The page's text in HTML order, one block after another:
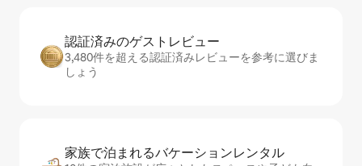
認証済みのゲ⁠ス⁠ト⁠レ⁠ビ⁠ュ⁠ー
3,480件を超える認証済みレビューを参考に選びま
しょう
家族で泊まれるバ⁠ケ⁠ー⁠シ⁠ョ⁠ンレ⁠ン⁠タ⁠ル